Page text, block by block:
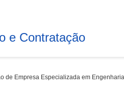
e Contratação
Empresa Especializada em